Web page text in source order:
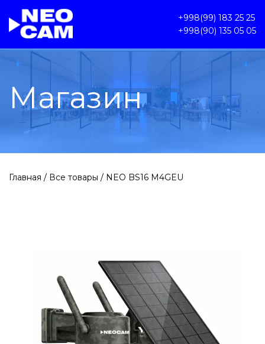
+998(99) 183 25 25
+998(90) 135 05 05
Магазин
Главная / Все товары / NEO BS16 M4GEU